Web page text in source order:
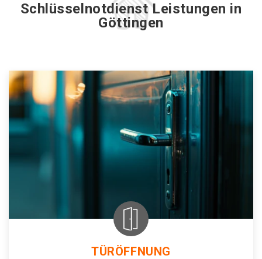
Schlüsselnotdienst Leistungen in
Göttingen
TÜRÖFFNUNG